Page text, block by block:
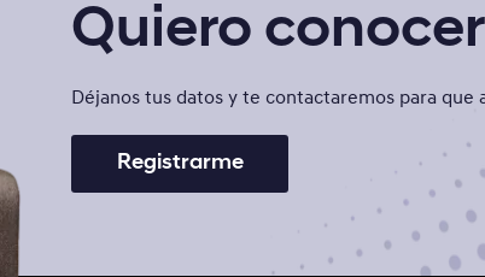
Quiero
Déjanos tus datos y te contactaremos para que
Registrarme